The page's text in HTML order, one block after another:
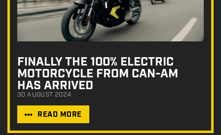
FINALLY THE 100% ELECTRIC
MOTORCYCLE FROM CAN-AM
HAS ARRIVED
30 AUGUST 2024
READ MORE